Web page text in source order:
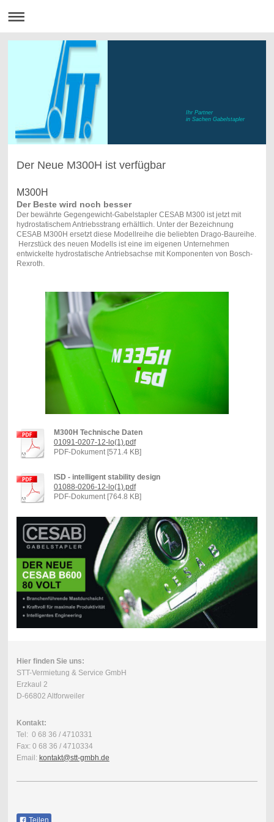
Ihr Partner
in Sachen Gabelstapler
Der Neue M300H ist verfügbar
M300H
Der Beste wird noch besser
Der bewährte Gegengewicht-Gabelstapler CESAB M300 ist jetzt mit
hydrostatischem Antriebsstrang erhältlich. Unter der Bezeichnung
CESAB M300H ersetzt diese Modellreihe die beliebten Drago-Baureihe.
Herzstück des neuen Modells ist eine im eigenen Unternehmen
entwickelte hydrostatische Antriebsachse mit Komponenten von Bosch-
Rexroth.
M300H Technische Daten
01091-0207-12-lo(1).pdf
PDF-Dokument [571.4 KB]
ISD - intelligent stability design
01088-0206-12-lo(1).pdf
PDF-Dokument [764.8 KB]
Hier finden Sie uns:
STT-Vermietung & Service GmbH
Erzkaul 2
D-66802 Altforweiler
Kontakt:
Tel: 0 68 36 / 4710331
Fax: 0 68 36 / 4710334
Email: kontakt@stt-gmbh.de